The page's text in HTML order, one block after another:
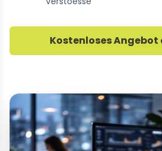
Kostenloses